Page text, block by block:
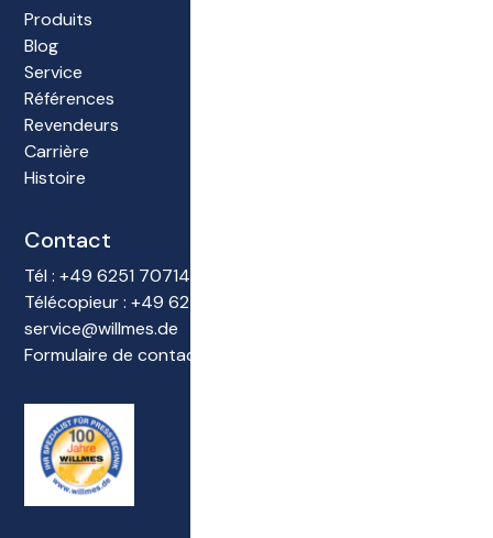
Produits
Blog
Service
Références
Revendeurs
Carrière
Histoire
Contact
Tél : +49 6251 70714-0
Télécopieur : +49 6251 70714-22
service@willmes.de
Formulaire de contact